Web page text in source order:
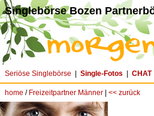
Singlebörse Bozen
Seriöse Singlebörse Single-Fotos CHAT
home / Freizeitpartner Männer << zurück